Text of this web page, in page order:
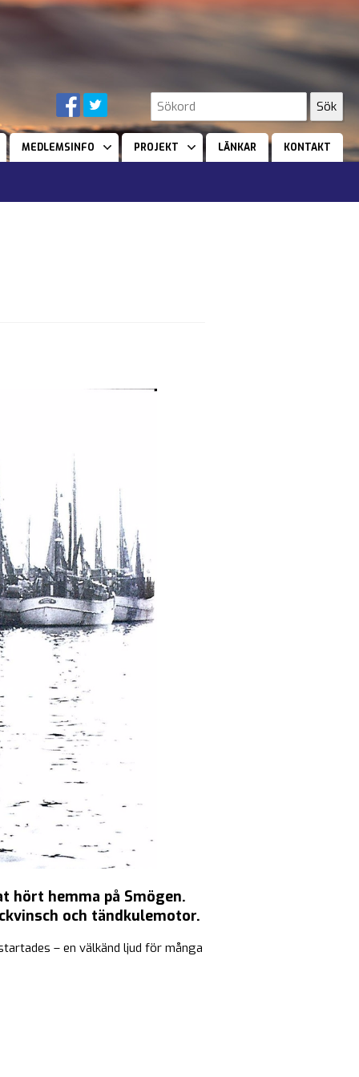
MEDLEMSINFO PROJEKT LÄNKAR KONTAKT
hört hemma på Smögen.
och tändkulemotor.
– en välkänd ljud för många